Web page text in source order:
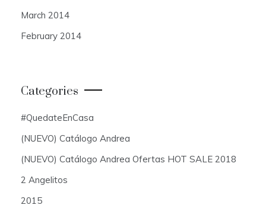
March 2014
February 2014
Categories
#QuedateEnCasa
(NUEVO) Catálogo Andrea
(NUEVO) Catálogo Andrea Ofertas HOT SALE 2018
2 Angelitos
2015